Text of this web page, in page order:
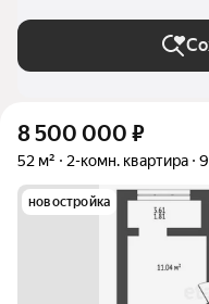
8 500 000 ₽
52 м² 2-комн. квартира 9
новостройка